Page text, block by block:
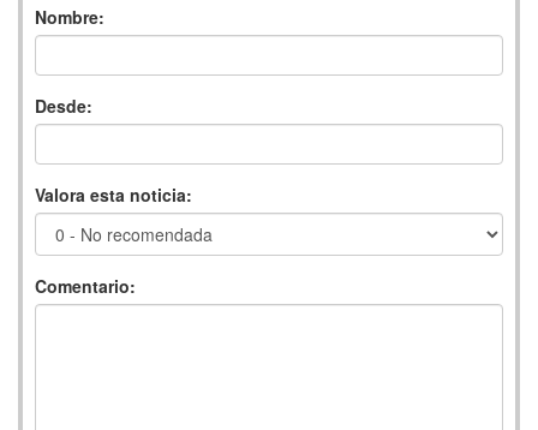
Nombre:
Desde:
Valora esta noticia:
Comentario: